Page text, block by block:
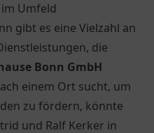
Umfeld
gibt es eine Vielzahl an
die
Bonn GmbH
einem Ort sucht, um
zu fördern, könnte
und Ralf Kerker in